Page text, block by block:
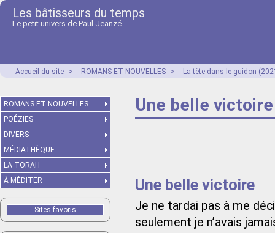
Les bâtisseurs du temps
Le petit univers de Paul Jeanzé
Accueil du site > ROMANS ET NOUVELLES > La tête dans le guidon
Une belle victoire
Une belle victoire
Je ne tardai pas à me
seulement je n’avais
ROMANS ET NOUVELLES
POÉZIES
DIVERS
MÉDIATHÈQUE
LA TORAH
À MÉDITER
Sites favoris